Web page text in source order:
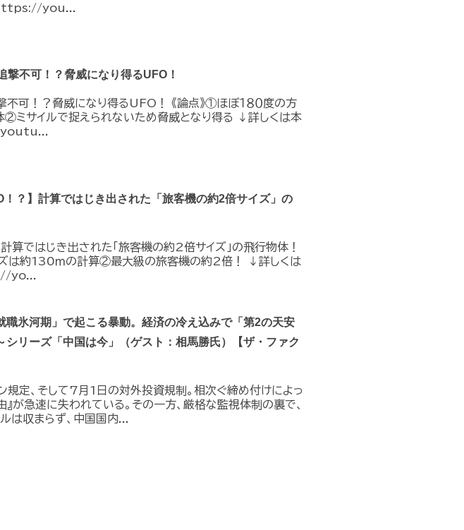
https://you...
撃不可！？脅威になり得るUFO！
不可！？脅威になり得るUFO！ 《論点》①ほぼ１８０度の方
②ミサイルで捉えられないため脅威となり得る ↓詳しくは本
！？】計算ではじき出された「旅客機の約2倍サイズ」の
算ではじき出された「旅客機の約2倍サイズ」の飛行物体！
ズは約130ｍの計算②最大級の旅客機の約2倍！ ↓詳しくは
yo...
職氷河期」で起こる暴動。経済の冷え込みで「第2の天安
シリーズ「中国は今」（ゲスト：相馬勝氏）【ザ・ファク
規定、そして7月1日の対外投資規制。相次ぐ締め付けによっ
』が急速に失われている。その一方、厳格な監視体制の裏で、
は収まらず、中国国内...